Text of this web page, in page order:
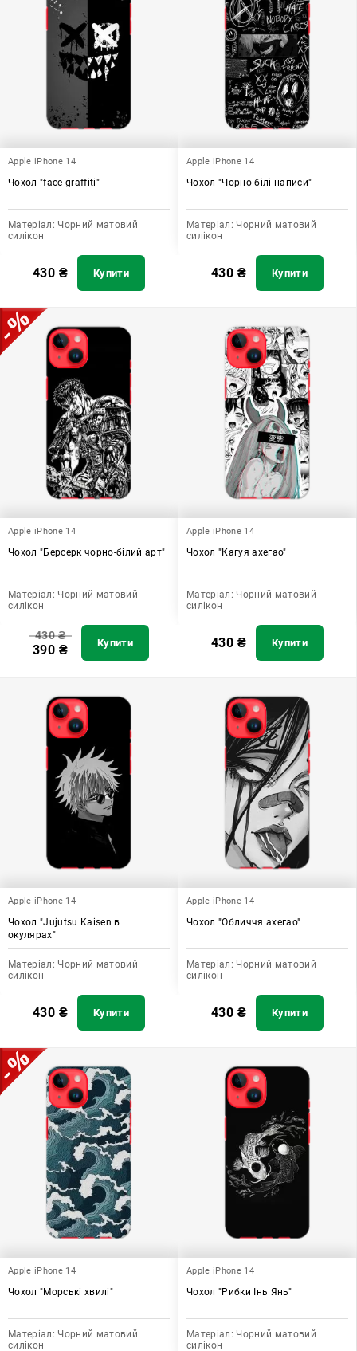
Apple iPhone 14
Чохол "face graffiti"
Матеріал: Чорний матовий
силікон
430 ₴ Купити
Apple iPhone 14
Чохол "Чорно-білі написи"
Матеріал: Чорний матовий
силікон
430 ₴ Купити
Apple iPhone 14
Чохол "Берсерк чорно-білий арт"
Матеріал: Чорний матовий
силікон
430₴
390 ₴ Купити
Apple iPhone 14
Чохол "Кагуя ахегао"
Матеріал: Чорний матовий
силікон
430 ₴ Купити
Apple iPhone 14
Чохол "Jujutsu Kaisen в
окулярах"
Матеріал: Чорний матовий
силікон
430 ₴ Купити
Apple iPhone 14
Чохол "Обличчя ахегао"
Матеріал: Чорний матовий
силікон
430 ₴ Купити
Apple iPhone 14
Чохол "Морські хвилі"
Матеріал: Чорний матовий
силікон
Apple iPhone 14
Чохол "Рибки Інь Янь"
Матеріал: Чорний матовий
силікон